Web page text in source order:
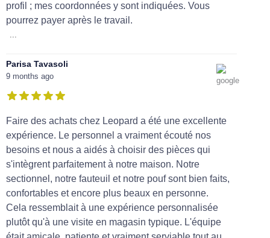
profil ; mes coordonnées y sont indiquées. Vous
pourrez payer après le travail.
...
Parisa Tavasoli
9 months ago
Faire des achats chez Leopard a été une excellente
expérience. Le personnel a vraiment écouté nos
besoins et nous a aidés à choisir des pièces qui
s'intègrent parfaitement à notre maison. Notre
sectionnel, notre fauteuil et notre pouf sont bien faits,
confortables et encore plus beaux en personne.
Cela ressemblait à une expérience personnalisée
plutôt qu'à une visite en magasin typique. L'équipe